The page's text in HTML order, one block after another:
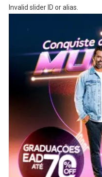
Invalid slider ID or alias.